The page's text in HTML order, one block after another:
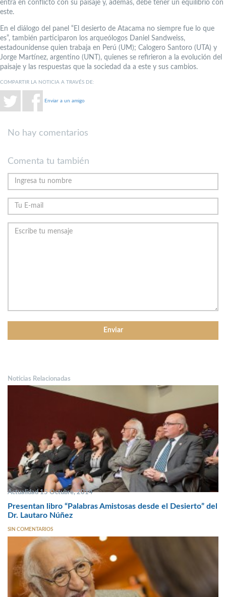
entra en conflicto con su paisaje y, además, debe tener un equilibrio con
este.
En el diálogo del panel “El desierto de Atacama no siempre fue lo que
es”, también participaron los arqueólogos Daniel Sandweiss,
estadounidense quien trabaja en Perú (UM); Calogero Santoro (UTA) y
Jorge Martínez, argentino (UNT), quienes se refirieron a la evolución del
paisaje y las respuestas que la sociedad da a este y sus cambios.
COMPARTIR LA NOTICIA A TRAVÉS DE:
Enviar a un amigo
No hay comentarios
Comenta tu también
Noticias Relacionadas
Actualidad 15 Octubre, 2014
Presentan libro “Palabras Amistosas desde el Desierto” del
Dr. Lautaro Núñez
SIN COMENTARIOS